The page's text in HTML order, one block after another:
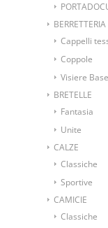
BERRETTERIA
Cappelli
Coppole
Visiere
BRETELLE
Fantasia
Unite
CALZE
Classiche
Sportive
CAMICIE
Classiche